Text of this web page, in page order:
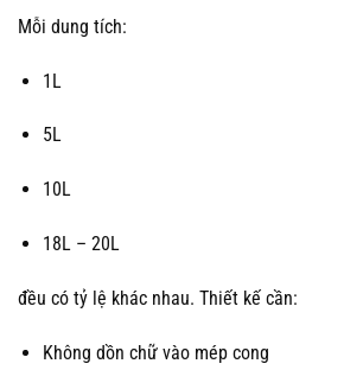
Mỗi dung tích:
1L
5L
10L
18L – 20L
đều có tỷ lệ khác nhau. Thiết kế cần:
Không dồn chữ vào mép cong